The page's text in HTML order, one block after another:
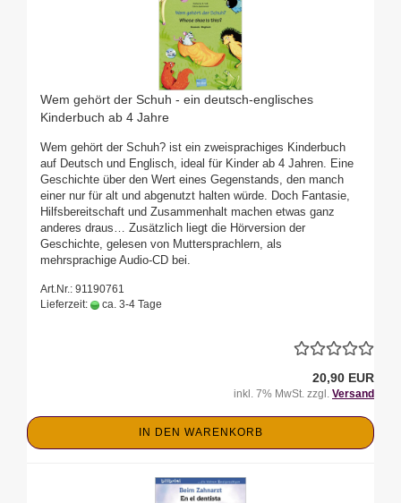
Wem gehört der Schuh - ein deutsch-englisches
Kinderbuch ab 4 Jahre
Wem gehört der Schuh? ist ein zweisprachiges Kinderbuch
auf Deutsch und Englisch, ideal für Kinder ab 4 Jahren. Eine
Geschichte über den Wert eines Gegenstands, den manch
einer nur für alt und abgenutzt halten würde. Doch Fantasie,
Hilfsbereitschaft und Zusammenhalt machen etwas ganz
anderes draus… Zusätzlich liegt die Hörversion der
Geschichte, gelesen von Muttersprachlern, als
mehrsprachige Audio-CD bei.
Art.Nr.: 91190761
Lieferzeit:
ca. 3-4 Tage
20,90 EUR
inkl. 7% MwSt. zzgl. Versand
IN DEN WARENKORB